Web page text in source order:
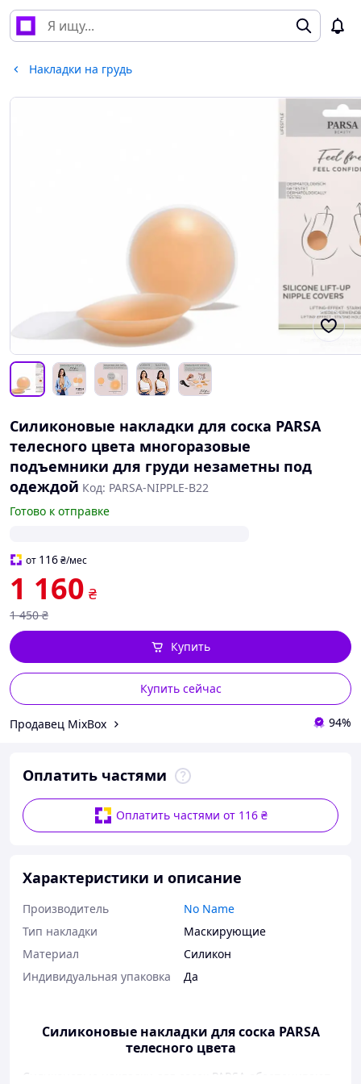
Накладки на грудь
Силиконовые накладки для соска PARSA
телесного цвета многоразовые
подъемники для груди незаметны под
одеждой Код: PARSA-NIPPLE-B22
Готово к отправке
от 116₴/мес
1 160 ₴
1 450 ₴
Купить сейчас
Купить
Продавец MixBox 94%
Оплатить частями
Оплатить частями от 116 ₴
Характеристики и описание
Производитель
No Name
Тип накладки
Маскирующие
Материал
Силикон
Индивидуальная упаковка
Да
Силиконовые накладки для соска PARSA
телесного цвета
Силиконовые накладки для сосок PARSA обеспечивают